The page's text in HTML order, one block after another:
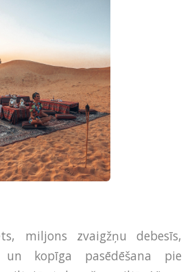
miljons zvaigžņu debesīs,
un kopīga pasēdēšana pie